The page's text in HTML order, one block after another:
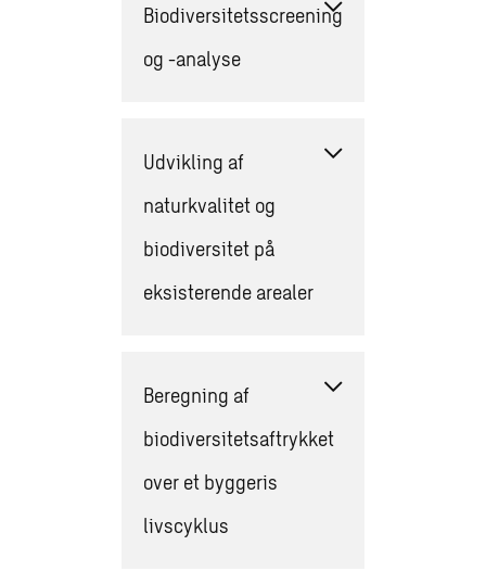
Biodiversitetsscreening
og -analyse
Udvikling af
naturkvalitet og
biodiversitet på
eksisterende arealer
Beregning af
biodiversitetsaftrykket
over et byggeris
livscyklus